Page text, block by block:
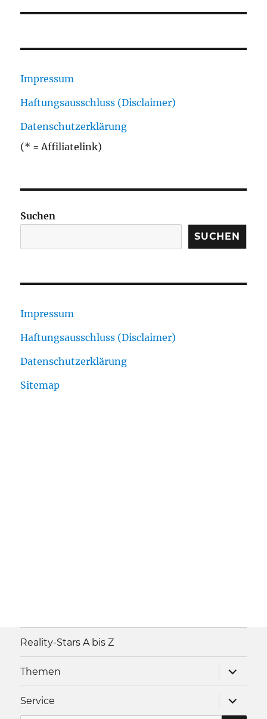
Impressum
Haftungsausschluss (Disclaimer)
Datenschutzerklärung
(* = Affiliatelink)
Suchen
SUCHEN
Impressum
Haftungsausschluss (Disclaimer)
Datenschutzerklärung
Sitemap
Reality-Stars A bis Z
Themen
anzeigen
Service
anzeigen